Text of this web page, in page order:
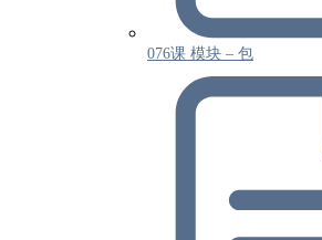
076课 模块 – 包